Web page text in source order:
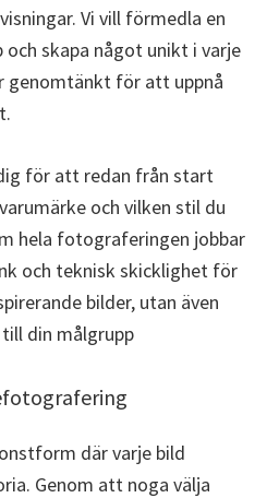
Vi vill förmedla en
skapa något unikt i varje
genomtänkt för att uppnå
för att redan från start
och vilken stil du
hela fotograferingen jobbar
och teknisk skicklighet för
bilder, utan även
din målgrupp
där varje bild
Genom att noga välja